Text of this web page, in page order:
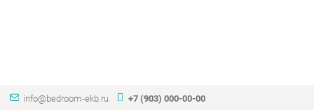
КАТАЛОГ ИНФОРМАЦИЯ ГОРОДА